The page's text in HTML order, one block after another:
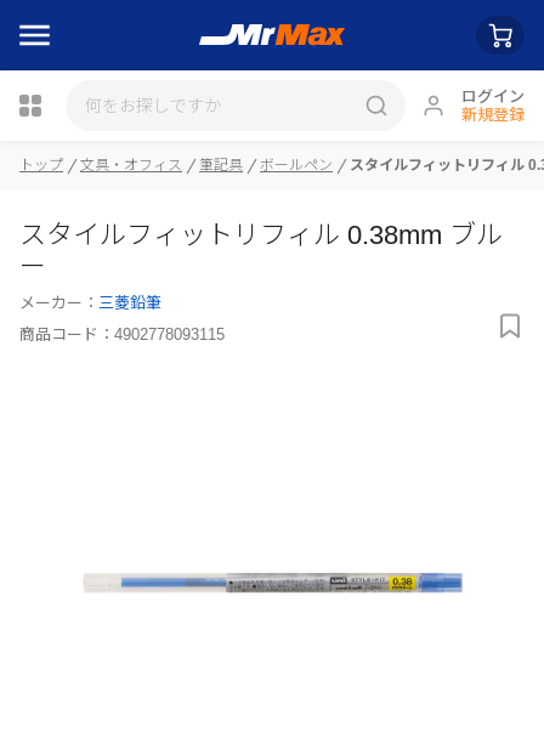
ログイン
新規登録
トップ 文具・オフィス 筆記具 ボールペン スタイルフィットリフィル
スタイルフィットリフィル 0.38mm ブル
ー
メーカー： 三菱鉛筆
商品コード： 4902778093115